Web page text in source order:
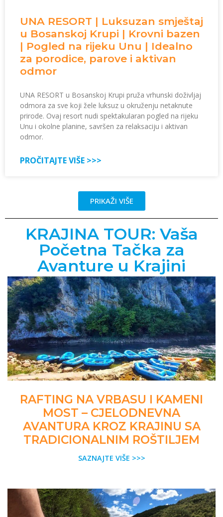
UNA RESORT | Luksuzan smještaj
u Bosanskoj Krupi | Krovni bazen
| Pogled na rijeku Unu | Idealno
za porodice, parove i aktivan
odmor
UNA RESORT u Bosanskoj Krupi pruža vrhunski doživljaj
odmora za sve koji žele luksuz u okruženju netaknute
prirode. Ovaj resort nudi spektakularan pogled na rijeku
Unu i okolne planine, savršen za relaksaciju i aktivan
odmor.
PROČITAJTE VIŠE >>>
PRIKAŽI VIŠE
KRAJINA TOUR: Vaša
Početna Tačka za
Avanture u Krajini
RAFTING NA VRBASU I KAMENI
MOST – CJELODNEVNA
AVANTURA KROZ KRAJINU SA
TRADICIONALNIM ROŠTILJEM
SAZNAJTE VIŠE >>>